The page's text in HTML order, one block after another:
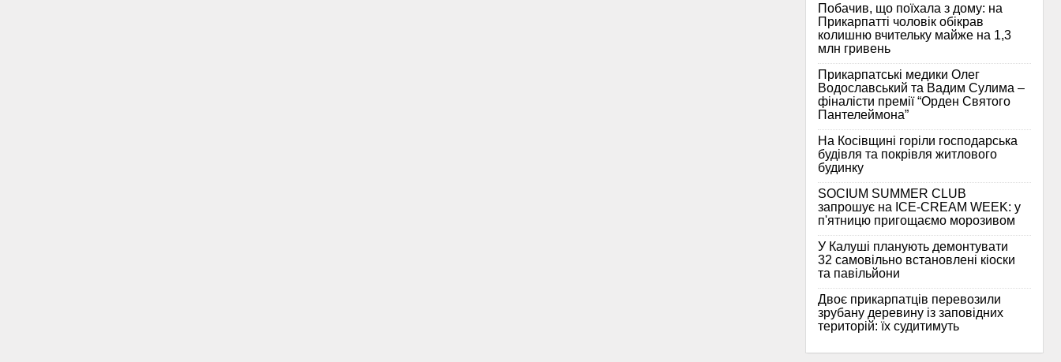
Побачив, що поїхала з дому: на
Прикарпатті чоловік обікрав
колишню вчительку майже на 1,3
млн гривень
Прикарпатські медики Олег
Водославський та Вадим Сулима –
фіналісти премії “Орден Святого
Пантелеймона”
На Косівщині горіли господарська
будівля та покрівля житлового
будинку
SOCIUM SUMMER CLUB
запрошує на ICE-CREAM WEEK: у
п'ятницю пригощаємо морозивом
У Калуші планують демонтувати
32 самовільно встановлені кіоски
та павільйони
Двоє прикарпатців перевозили
зрубану деревину із заповідних
територій: їх судитимуть